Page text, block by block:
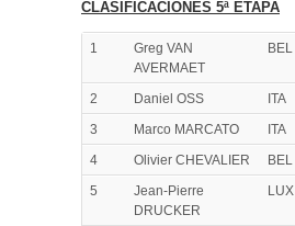
CLASIFICACIONES 5ª ETAPA
1
Greg VAN
AVERMAET
BEL
2 Daniel OSS ITA
3
Marco MARCATO ITA
4
Olivier CHEVALIER BEL
5
Jean-Pierre
DRUCKER
LUX